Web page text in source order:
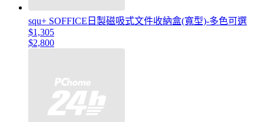
squ+ SOFFICE日製磁吸式文件收納盒(寬型)-多色可選
$1,305
$2,800